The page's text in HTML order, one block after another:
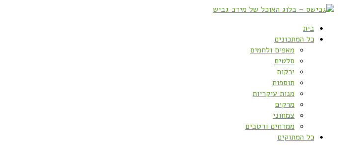
בית
כל המתכונים
מאפים ולחמים
סלטים
ירקות
תוספות
מנות עיקריות
מרקים
צמחוני
ממרחים ורטבים
כל המתוקים